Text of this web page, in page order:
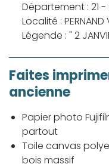
Département : 21
Localité : PERNAND
Légende : " 2
Faites
ancienne
Papier photo
partout
Toile canvas
bois massif